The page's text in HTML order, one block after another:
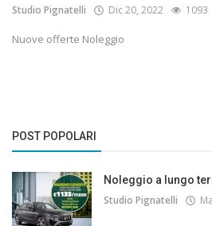
Studio Pignatelli Dic 20, 2022 1093
Nuove offerte Noleggio
POST POPOLARI
Noleggio a lungo
Studio Pignatelli